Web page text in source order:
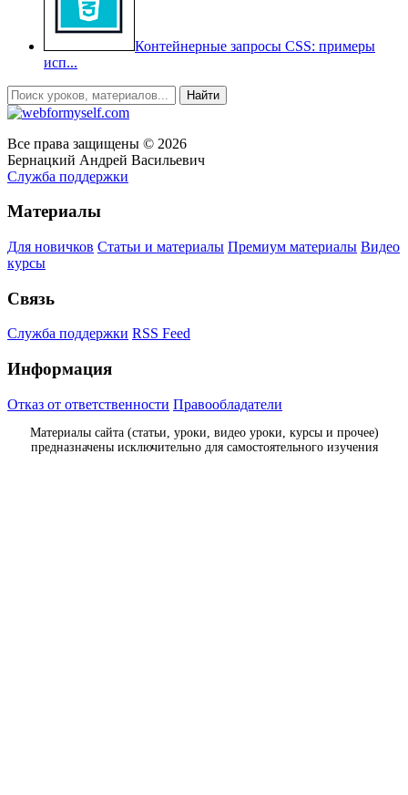
Контейнерные запросы CSS: примеры
исп...
Все права защищены © 2026
Бернацкий Андрей Васильевич
Служба поддержки
Материалы
Для новичков Статьи и материалы Премиум материалы Видео
курсы
Связь
Служба поддержки RSS Feed
Информация
Отказ от ответственности Правообладатели
Материалы сайта (статьи, уроки, видео уроки, курсы и прочее)
предназначены исключительно для самостоятельного изучения